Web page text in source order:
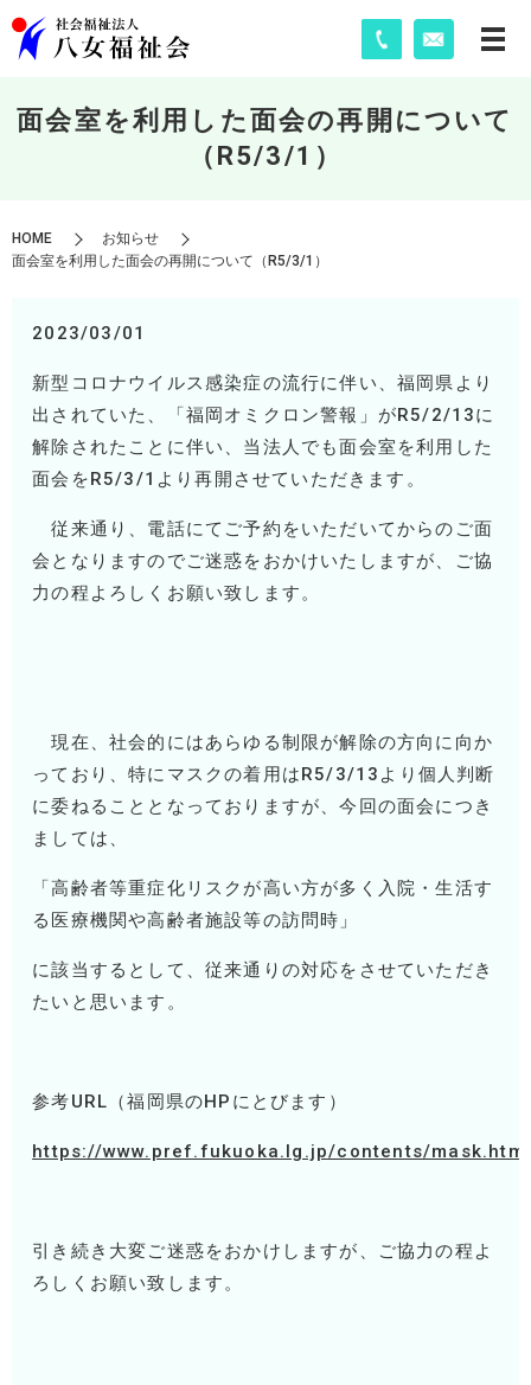
面会室を利用した面会の再開について
（R5/3/1）
HOME
お知らせ
面会室を利用した面会の再開について（R5/3/1）
2023/03/01
新型コロナウイルス感染症の流行に伴い、福岡県より
出されていた、「福岡オミクロン警報」がR5/2/13に
解除されたことに伴い、当法人でも面会室を利用した
面会をR5/3/1より再開させていただきます。
従来通り、電話にてご予約をいただいてからのご面
会となりますのでご迷惑をおかけいたしますが、ご協
力の程よろしくお願い致します。
現在、社会的にはあらゆる制限が解除の方向に向か
っており、特にマスクの着用はR5/3/13より個人判断
に委ねることとなっておりますが、今回の面会につき
ましては、
「高齢者等重症化リスクが高い方が多く入院・生活す
る医療機関や高齢者施設等の訪問時」
に該当するとして、従来通りの対応をさせていただき
たいと思います。
参考URL（福岡県のHPにとびます）
https://www.pref.fukuoka.lg.jp/contents/mask.html
引き続き大変ご迷惑をおかけしますが、ご協力の程よ
ろしくお願い致します。